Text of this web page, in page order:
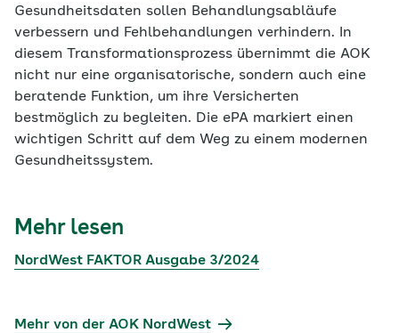
Gesundheitsdaten sollen Behandlungsabläufe
verbessern und Fehlbehandlungen verhindern. In
diesem Transformationsprozess übernimmt die AOK
nicht nur eine organisatorische, sondern auch eine
beratende Funktion, um ihre Versicherten
bestmöglich zu begleiten. Die ePA markiert einen
wichtigen Schritt auf dem Weg zu einem modernen
Gesundheitssystem.
Mehr lesen
NordWest FAKTOR Ausgabe 3/2024
Mehr von der AOK NordWest